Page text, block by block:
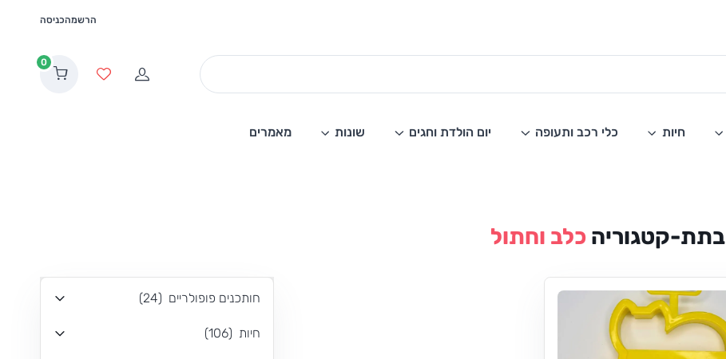
הרשמהכניסה
הרשמהמועדפים
0
חיות כלי רכב ותעופה יום הולדת וחגים שונות מאמרים
בתת-קטגוריה כלב וחתול
חותכנים פופולריים (
24
)
חיות (
106
)